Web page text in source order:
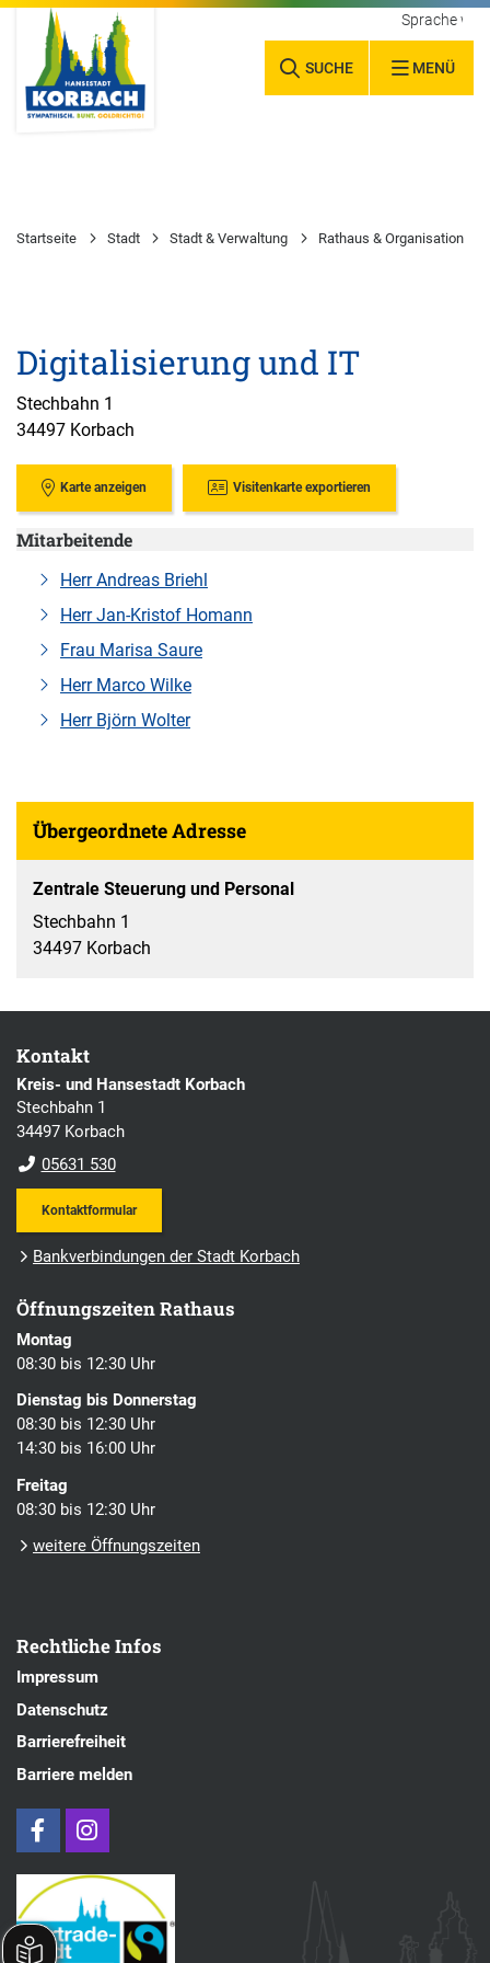
SUCHE MENÜ
Sprache
Startseite Stadt Stadt & Verwaltung Rathaus & Organisation
Digitalisierung und IT
Stechbahn 1
34497 Korbach
Karte anzeigen Visitenkarte exportieren
Mitarbeitende
Herr Andreas Briehl
Herr Jan-Kristof Homann
Frau Marisa Saure
Herr Marco Wilke
Herr Björn Wolter
Übergeordnete Adresse
Zentrale Steuerung und Personal
Stechbahn 1
34497 Korbach
Kontakt
Kreis- und Hansestadt Korbach
Stechbahn 1
34497 Korbach
05631 530
Kontaktformular
Bankverbindungen der Stadt Korbach
Öffnungszeiten Rathaus
Montag
08:30 bis 12:30 Uhr
Dienstag bis Donnerstag
08:30 bis 12:30 Uhr
14:30 bis 16:00 Uhr
Freitag
08:30 bis 12:30 Uhr
weitere Öffnungszeiten
Rechtliche Infos
Impressum
Datenschutz
Barrierefreiheit
Barriere melden